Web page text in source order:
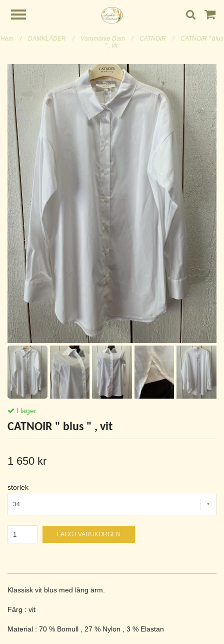
Hem / DAMKLÄDER / Varumärke Dam / CATNOIR /
CATNOIR " blus
" , vit
I lager.
CATNOIR " blus " , vit
1 650 kr
storlek
34
LÄGG I VARUKORGEN
Klassisk vit blus med lång ärm.
Färg : vit
Material : 70 % Bomull , 27 % Nylon , 3 % Elastan